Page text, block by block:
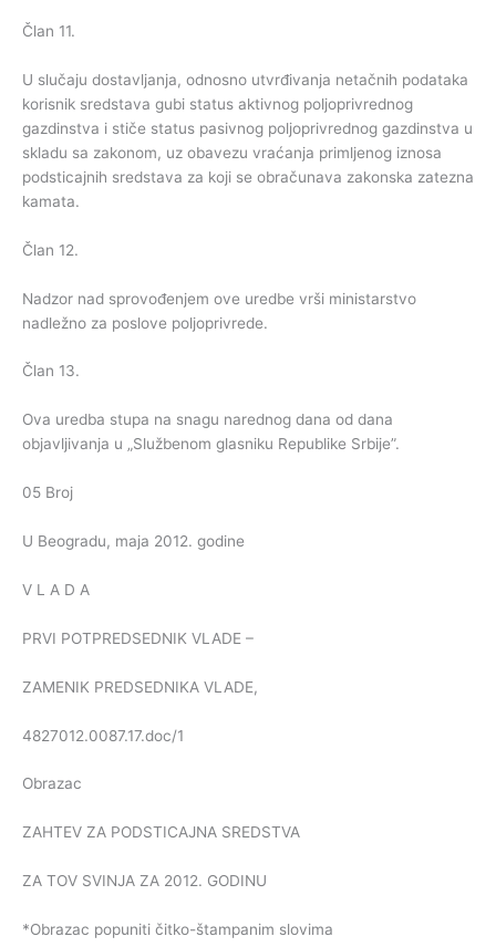
Član 11.
U slučaju dostavljanja, odnosno utvrđivanja netačnih podataka
korisnik sredstava gubi status aktivnog poljoprivrednog
gazdinstva i stiče status pasivnog poljoprivrednog gazdinstva u
skladu sa zakonom, uz obavezu vraćanja primljenog iznosa
podsticajnih sredstava za koji se obračunava zakonska zatezna
kamata.
Član 12.
Nadzor nad sprovođenjem ove uredbe vrši ministarstvo
nadležno za poslove poljoprivrede.
Član 13.
Ova uredba stupa na snagu narednog dana od dana
objavljivanja u „Službenom glasniku Republike Srbije”.
05 Broj
U Beogradu, maja 2012. godine
V L A D A
PRVI POTPREDSEDNIK VLADE –
ZAMENIK PREDSEDNIKA VLADE,
4827012.0087.17.doc/1
Obrazac
ZAHTEV ZA PODSTICAJNA SREDSTVA
ZA TOV SVINJA ZA 2012. GODINU
*Obrazac popuniti čitko-štampanim slovima